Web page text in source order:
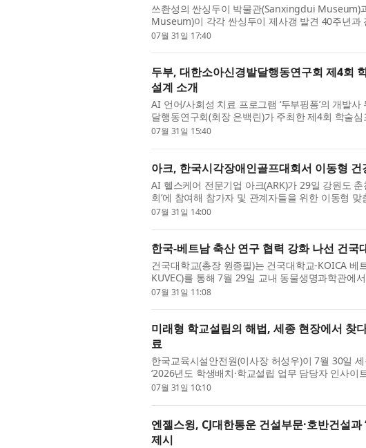
쓰촨성의 싼싱두이 박물관(Sanxingdui Museum)
Museum)이 각각 싼싱두이 제사갱 발견 40주년
행사를 개최했다. 서로 약 40km 떨어진 두 유적은
07월 31일 17:40
두부, 대한소아신경발달행동연구회 제4회
설계 소개
AI 언어/사회성 치료 프로그램 ‘두부핑퐁’의 개발
달행동연구회(회장 은백린)가 주최한 제4회 학술
엄은 ‘언어발달 지연 아동의 임상적 접근과 최신 중
07월 31일 15:40
아크, 한국시각장애인골프대회서 이동형 건
AI 헬스케어 전문기업 아크(ARK)가 29일 강원도
회’에 참여해 참가자 및 관계자들을 위한 이동형
했다고 밝혔다. 이번 대회는 시각장애인 골프선수
07월 31일 14:00
한국-베트남 축산 연구 협력 강화 나선 건국
건국대학교(총장 원종필)는 건국대학교-KOICA
KUVEC)를 통해 7월 29일 교내 동물생명과학관에
나’를 개최했다. 이번 세미나는 양국 연구자들이 최
07월 31일 11:08
미래형 학교설립의 해법, 세종 현장에서 찾
료
한국교육시설안전원(이사장 허성우)이 7월 30일
‘2026년도 학생배치·학교설립 업무 담당자 인사이
무 담당자 40여 명이 참여해 변화하는 교육환경에
07월 31일 10:10
엔젤스윙, CJ대한통운 건설부문·호반건설
제시